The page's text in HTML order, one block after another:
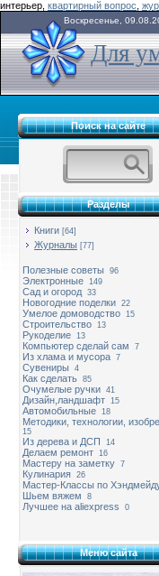
интерьер, квартирный вопрос
Воскресенье,
Для
Поиск на сайте
Разделы
Книги [64]
Журналы [77]
Полезные советы 96
Электронные 149
Сад и огород 33
Новогодние поделки 22
Умелое домоводство 15
Строительство 13
Рукоделие 13
Компьютер сделай сам 7
Из хлама и мусора 7
Сувениры 4
Как сделать 85
Очумелые ручки 41
Дизайн,ландшафт 15
Автомобильные 18
Методики, технологии,
15
Из дерева и ДСП 14
Делаем ремонт 16
Мастеру на заметку 7
Кулинария 26
Мастер-Классы по
Шьем вяжем 8
Лучшее на aliexpress 0
Меню сайта